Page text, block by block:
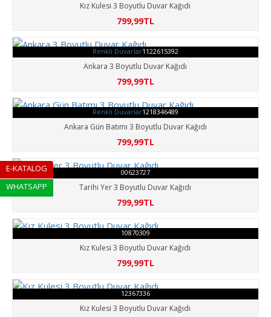
Kız Kulesi 3 Boyutlu Duvar Kağıdı
799,99TL
Renkli Duvarlar1122615392
Ankara 3 Boyutlu Duvar Kağıdı
799,99TL
Renkli Duvarlar1218346489
Ankara Gün Batımı 3 Boyutlu Duvar Kağıdı
799,99TL
00623727
Tarihi Yer 3 Boyutlu Duvar Kağıdı
799,99TL
10870309
Kız Kulesi 3 Boyutlu Duvar Kağıdı
799,99TL
12367336
Kız Kulesi 3 Boyutlu Duvar Kağıdı
E-KATALOG
WHATSAPP